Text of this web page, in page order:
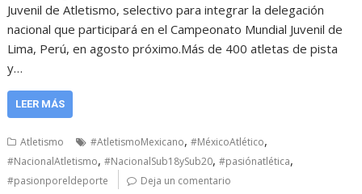
Juvenil de Atletismo, selectivo para integrar la delegación
nacional que participará en el Campeonato Mundial Juvenil de
Lima, Perú, en agosto próximo.Más de 400 atletas de pista
y…
LEER MÁS
Atletismo #AtletismoMexicano,#MéxicoAtlético,
#NacionalAtletismo,#NacionalSub18ySub20,#pasiónatlética,
#pasionporeldeporte Deja un comentario